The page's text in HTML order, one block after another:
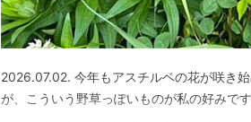
2026.07.02. 今年もアスチルベの花が咲き
が、こういう野草っぽいものが私の好みです